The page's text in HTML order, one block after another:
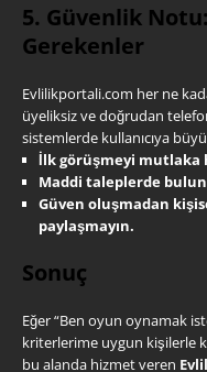
5. Güvenlik
Gerekenler
Evlilikportali.com her ne
üyeliksiz ve doğrudan
sistemlerde kullanıcıya
İlk görüşmeyi mutlaka
Maddi taleplerde
Güven oluşmadan
paylaşmayın.
Sonuç
Eğer “Ben oyun oynamak
kriterlerime uygun kişilerle
bu alanda hizmet veren